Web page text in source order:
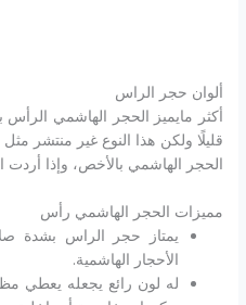
ألوان حجر الراس
أكثر مايميز الحجر الهاشمي الرأس
قليلًا ولكن هذا النوع غير منتشر
الحجر الهاشمي بالأخص، وإذا أردت
مميزات الحجر الهاشمي رأس
يمتاز حجر الراس بشدة
الأحجار الهاشمية.
له لون رائع يجعله يعطي